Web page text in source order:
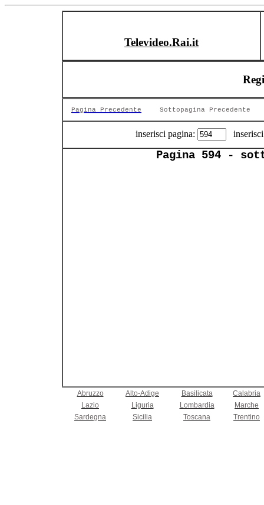
Televideo.Rai.it
Pagina Precedente Sottopagina Precedente
inserisci pagina:
Pagina 594 -
Abruzzo Alto-Adige Basilicata
Calabria
Lazio
Liguria Lombardia
Marche
Sardegna
Sicilia Toscana Trentino